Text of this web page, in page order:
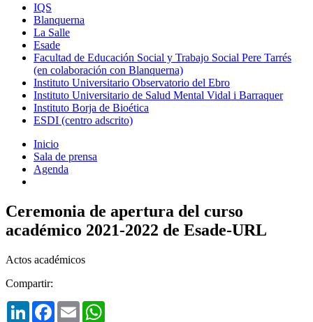
IQS
Blanquerna
La Salle
Esade
Facultad de Educación Social y Trabajo Social Pere Tarrés
(en colaboración con Blanquerna)
Instituto Universitario Observatorio del Ebro
Instituto Universitario de Salud Mental Vidal i Barraquer
Instituto Borja de Bioética
ESDI (centro adscrito)
Inicio
Sala de prensa
Agenda
Ceremonia de apertura del curso
académico 2021-2022 de Esade-URL
Actos académicos
Compartir:
LinkedInFacebook
Email